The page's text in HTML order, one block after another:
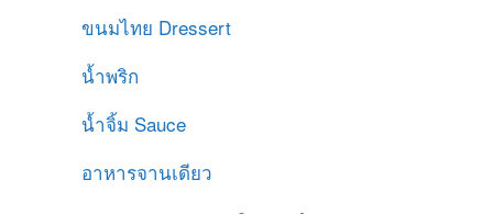
ขนมไทย Dressert
น้ำพริก
น้ำจิ้ม Sauce
อาหารจานเดียว